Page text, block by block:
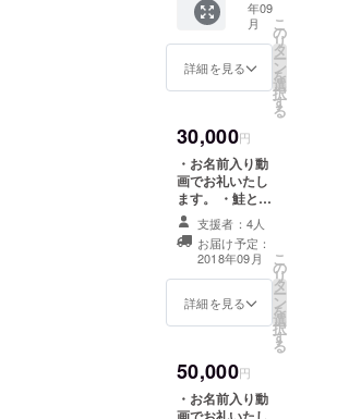
牧村の
小学生
しょう
ちゃん
が描い
ツ 色
［アク
アブ
ルー、
ピン
ク、ネ
イ
はユニ
セック
ご
希望の
品のサ
年09
月
詳細を見る
こ
の
リ
タ
ー
ン
を
選
択
す
る
30,000円
・お名前入り動
画でお礼いたし
ます。 ・鮭とば
（ヤマト北栄水
産） ・お米（波
多野農園の無農
薬米） ・島牧村
の小学生しょう
ちゃんが描いた
は3色［アクアブ
ネイビー］ サイ
ズはユニセック
スです。 ［ご希
支援者：4人
お届け予定：
2018年09月
詳細を見る
こ
の
リ
タ
ー
ン
を
選
択
す
る
50,000円
・お名前入り動